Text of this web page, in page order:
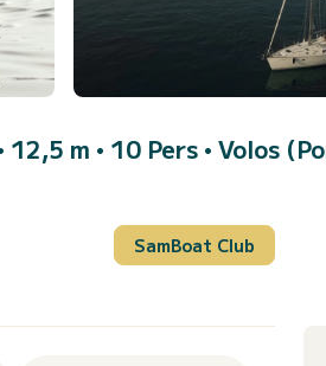
12,5 m • 10 Pers • Volos
SamBoat Club